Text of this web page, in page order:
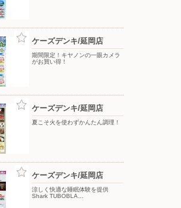
ケーズデンキ/パークプレイス大分本店
〒870-0174 大分市公園通り西2-2
ケーズデンキ/延岡店
期間限定！キヤノンの一眼カメラ
がお買い得！
ケーズデンキ/延岡店
夏こそ火を使わずかんたん調理！
ケーズデンキ/延岡店
涼しく快適な睡眠体験を提供
Shark TUBOBLA…